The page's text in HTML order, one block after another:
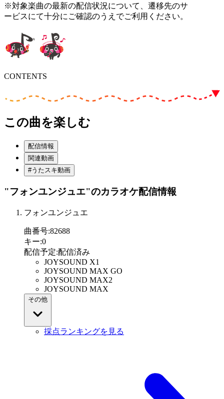
※対象楽曲の最新の配信状況について、遷移先のサ
ービスにて十分にご確認のうえでご利用ください。
CONTENTS
この曲を楽しむ
配信情報
関連動画
#うたスキ動画
"フォンユンジュエ"のカラオケ配信情報
フォンユンジュエ
曲番号:82688
キー:0
配信予定:配信済み
JOYSOUND X1
JOYSOUND MAX GO
JOYSOUND MAX2
JOYSOUND MAX
その他
採点ランキングを見る